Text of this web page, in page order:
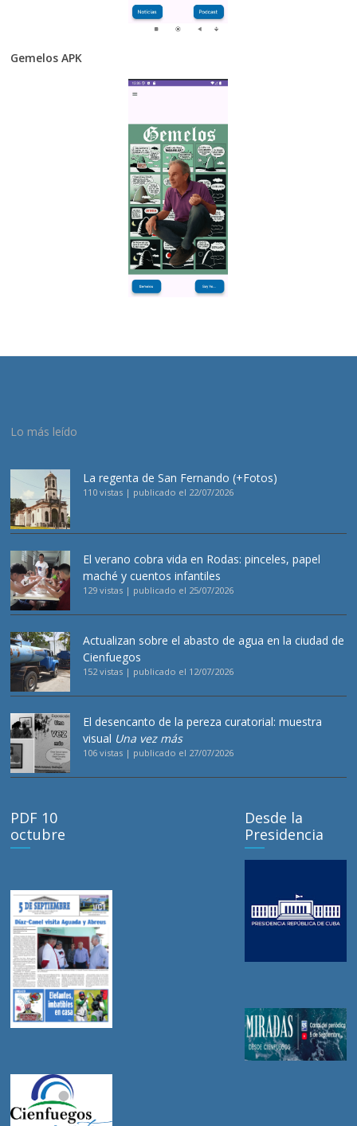
Gemelos APK
Lo más leído
La regenta de San Fernando (+Fotos)
110 vistas | publicado el 22/07/2026
El verano cobra vida en Rodas: pinceles, papel
maché y cuentos infantiles
129 vistas | publicado el 25/07/2026
Actualizan sobre el abasto de agua en la ciudad de
Cienfuegos
152 vistas | publicado el 12/07/2026
El desencanto de la pereza curatorial: muestra
visual Una vez más
106 vistas | publicado el 27/07/2026
PDF 10
octubre
Desde la
Presidencia